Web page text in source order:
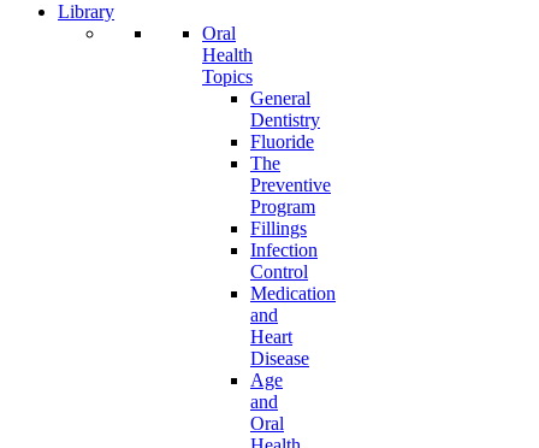
Library
Oral
Health
Topics
General
Dentistry
Fluoride
The
Preventive
Program
Fillings
Infection
Control
Medication
and
Heart
Disease
Age
and
Oral